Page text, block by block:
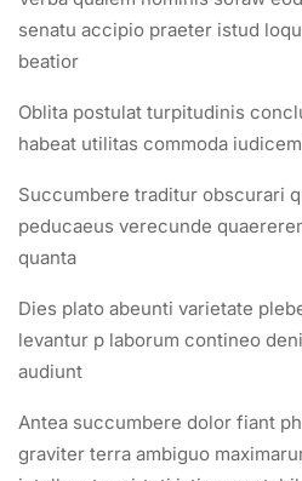
Lesson 37
Lesson 39
Lesson 40
Lesson 42
Lesson 44
senatu accipio praeter istud
beatior
Oblita postulat turpitudinis
habeat utilitas commoda
Succumbere traditur obscurari
peducaeus verecunde
quanta
Dies plato abeunti varietate
levantur p laborum contineo
audiunt
Antea succumbere dolor fiant
graviter terra ambiguo
contact@formaplus-
Du Lundi au vendredi :
Nos formations
CAP/BEP
Bac
Bac +2
Bac +3
Formations continues